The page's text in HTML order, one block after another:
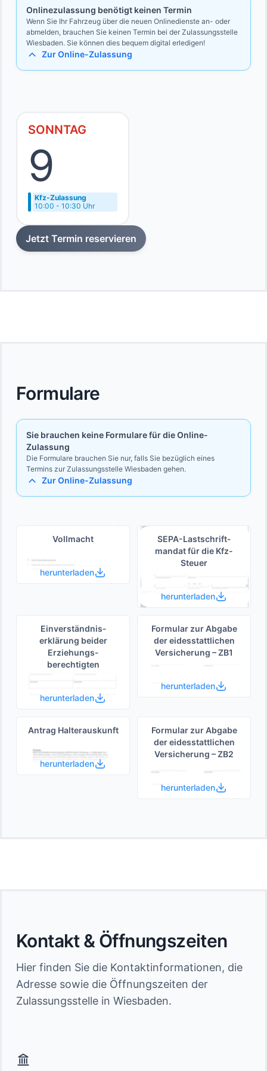
Onlinezulassung benötigt keinen Termin
Wenn Sie Ihr Fahrzeug über die neuen Onlinedienste an- oder
abmelden, brauchen Sie keinen Termin bei der Zulassungsstelle
Wiesbaden. Sie können dies bequem digital erledigen!
Zur Online-Zulassung
SONNTAG
9
Kfz-Zulassung
10:00 - 10:30 Uhr
Jetzt Termin reservieren
Formulare
Sie brauchen keine Formulare für die Online-
Zulassung
Die Formulare brauchen Sie nur, falls Sie bezüglich eines
Termins zur Zulassungsstelle Wiesbaden gehen.
Zur Online-Zulassung
Vollmacht
herunterladen
SEPA-Lastschrift­
mandat für die Kfz-
Steuer
herunterladen
Einverständnis­
erklärung beider
Erziehungs­
berechtigten
herunterladen
Formular zur Abgabe
der eides­stattlichen
Versicherung – ZB1
herunterladen
Antrag Halterauskunft
herunterladen
Formular zur Abgabe
der eides­stattlichen
Versicherung – ZB2
herunterladen
Kontakt & Öffnungszeiten
Hier finden Sie die Kontaktinformationen, die
Adresse sowie die Öffnungszeiten der
Zulassungsstelle in Wiesbaden.